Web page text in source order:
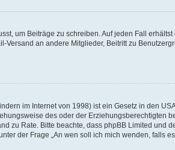
um Beiträge zu schreiben. Auf jeden Fall
an andere Mitglieder, Beitritt zu
im Internet von 1998) ist ein Gesetz in den
des oder der Erziehungsberechtigten
zu Rate. Bitte beachte, dass phpBB Limited und
der Frage „An wen soll ich mich wenden, falls